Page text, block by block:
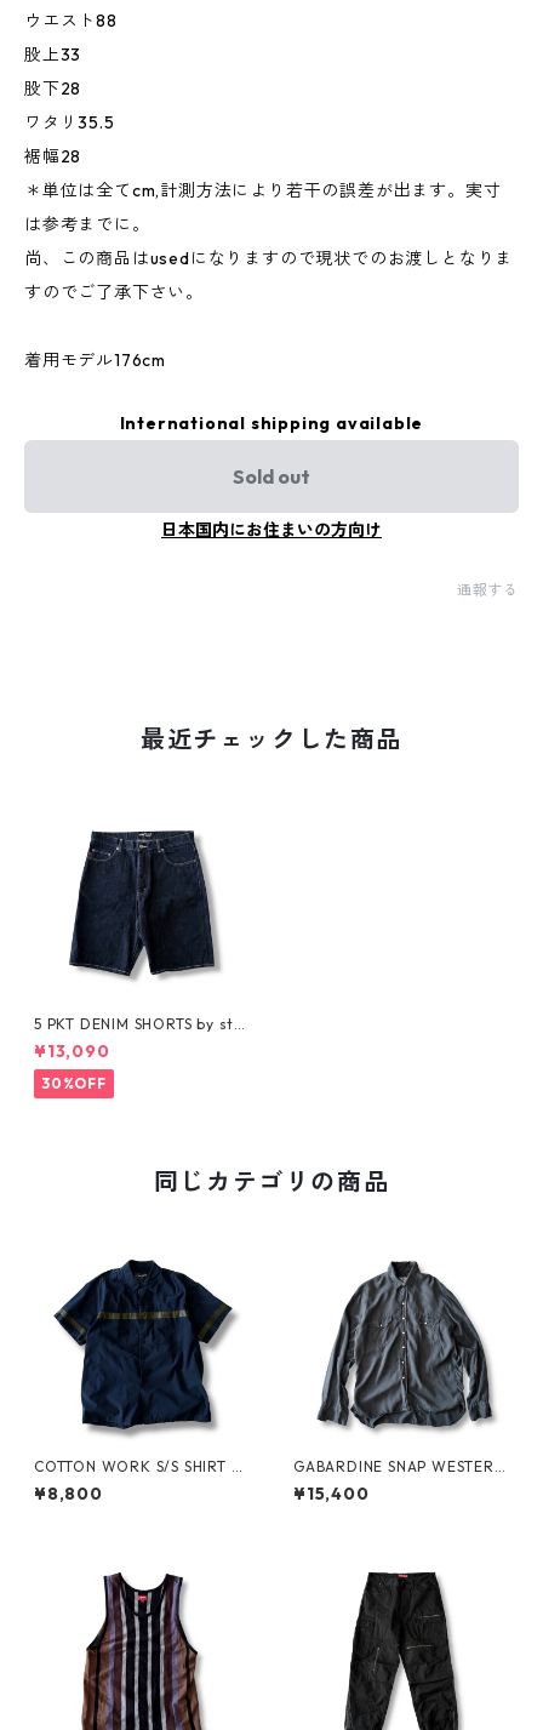
ウエスト88
股上33
股下28
ワタリ35.5
裾幅28
＊単位は全てcm,計測方法により若干の誤差が出ます。実寸
は参考までに。
尚、この商品はusedになりますので現状でのお渡しとなりま
すのでご了承下さい。
着用モデル176cm
International shipping available
Sold out
日本国内にお住まいの方向け
通報する
最近チェックした商品
5 PKT DENIM SHORTS by stu
ssy
¥13,090
30%OFF
同じカテゴリの商品
COTTON WORK S/S SHIRT by
stussy
¥8,800
GABARDINE SNAP WESTERN
SHIRT by WYTHE
¥15,400